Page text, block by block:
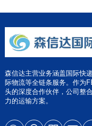
森信达主营业务涵盖国际快
际物流等全链条服务。作为
头的深度合作伙伴，公司整
力的运输方案。